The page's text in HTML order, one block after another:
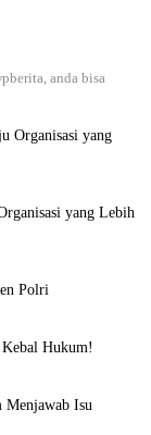
anda bisa
yang Lebih
Polri
Hukum!
Menjawab Isu